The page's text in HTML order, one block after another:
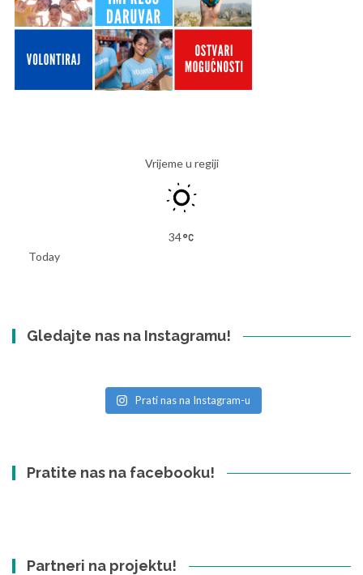
Vrijeme u regiji
34
Today
Gledajte nas na Instagramu!
Prati nas na Instagram-u
Pratite nas na facebooku!
Partneri na projektu!